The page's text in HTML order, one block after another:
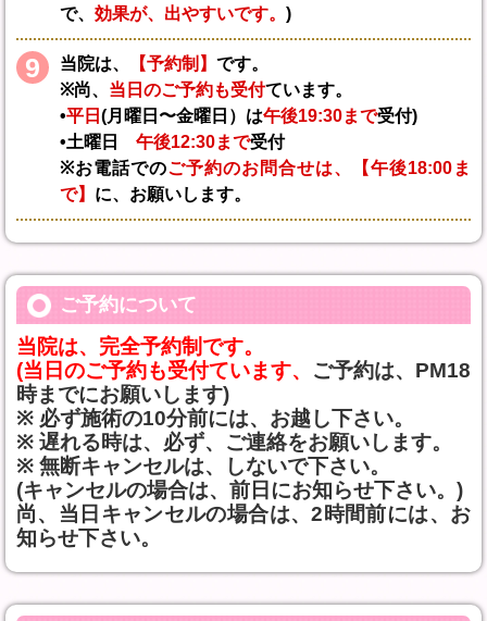
で、 効果が、出やすいです。 )
9 当院は、 【予約制】 です。
※尚、 当日のご予約も受付ています。
•平日 (月曜日〜金曜日）は午後19:30まで受付)
•土曜日 午後12:30まで受付
※お電話でのご予約のお問合せは、【午後18:00ま
で】 に、お願いします。
ご予約について
当院は、完全予約制です。
(当日のご予約も受付ています、 ご予約は、PM18
時までにお願いします)
※ 必ず施術の10分前には、お越し下さい。
※ 遅れる時は、必ず、ご連絡をお願いします。
※ 無断キャンセルは、しないで下さい。
(キャンセルの場合は、前日にお知らせ下さい。)
尚、当日キャンセルの場合は、2時間前には、お
知らせ下さい。